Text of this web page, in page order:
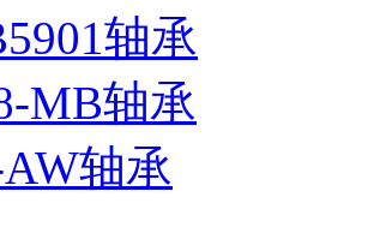
轴承
MB轴承
轴承